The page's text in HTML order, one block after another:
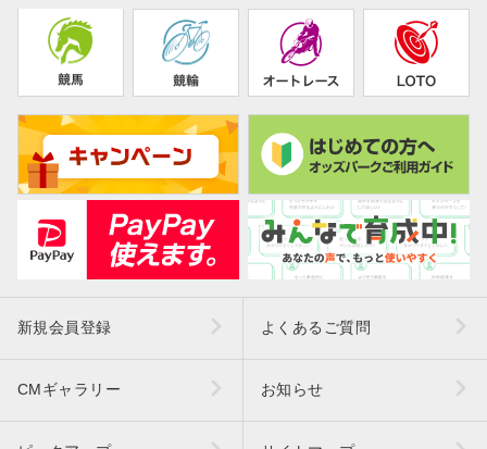
新規会員登録 よくあるご質問
CMギャラリー お知らせ